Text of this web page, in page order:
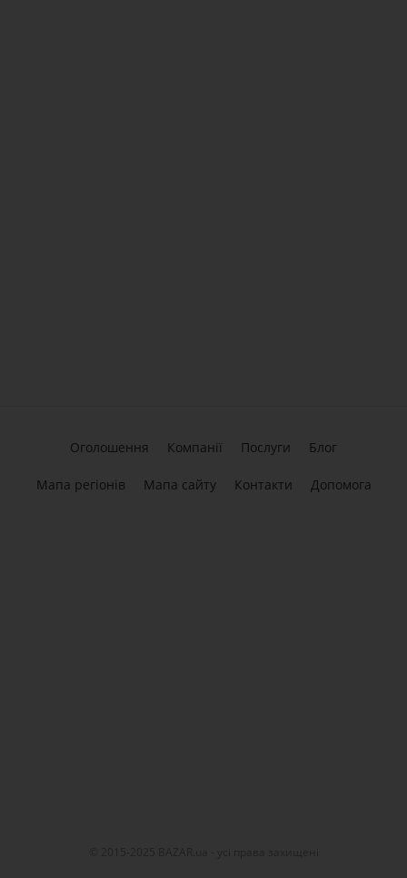
Оголошення Компанії Послуги Блог
Мапа регіонів Мапа сайту Контакти Допомога